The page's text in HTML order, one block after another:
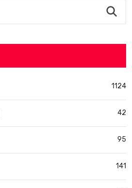
1124
42
95
141